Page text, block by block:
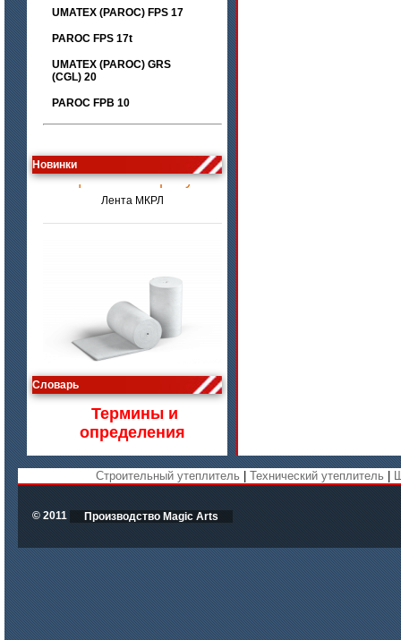
UMATEX (PAROC) FPS 17
PAROC FPS 17t
UMATEX (PAROC) GRS
(CGL) 20
PAROC FPB 10
Новинкицена по запросу
Лента МКРЛ
цена по запросу
Изделия МКРВ-200, МКРВХ-250
цена по запросу
Словарь
Термины и
определения
Строительный утеплитель Технический утеплитель
© 2011 Производство Magic Arts